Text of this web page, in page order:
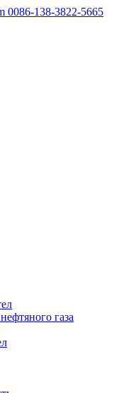
0086-138-3822-5665
газа